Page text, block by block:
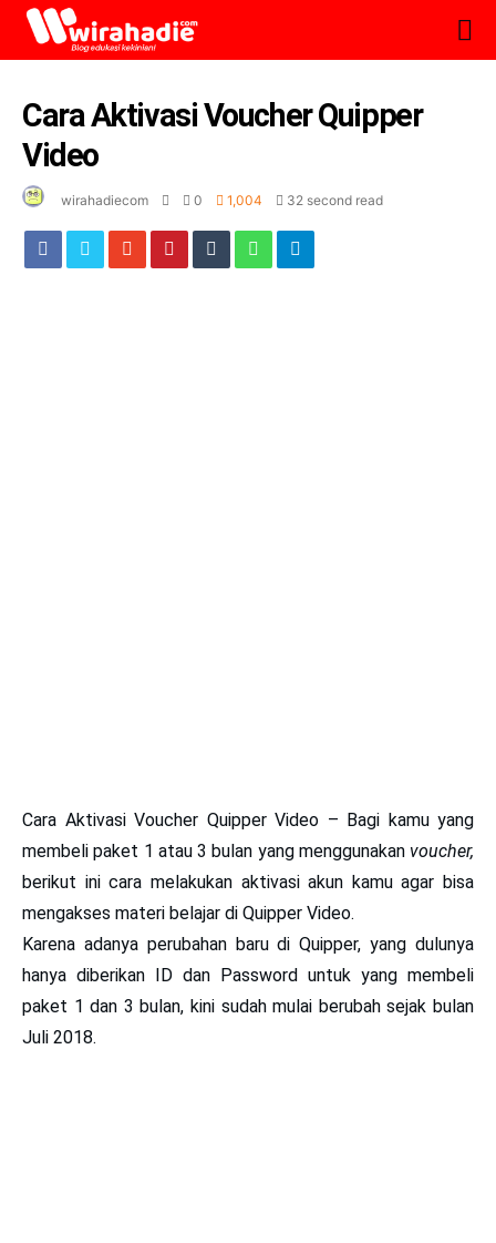
Cara Aktivasi Voucher Quipper
Video
wirahadiecom 0 1,004 32 second read
Cara Aktivasi Voucher Quipper Video – Bagi kamu yang
membeli paket 1 atau 3 bulan yang menggunakan voucher,
berikut ini cara melakukan aktivasi akun kamu agar bisa
mengakses materi belajar di Quipper Video.
Karena adanya perubahan baru diQuipper, yang dulunya
hanya diberikan ID dan Password untuk yang membeli
paket 1 dan 3 bulan, kini sudah mulai berubah sejak bulan
Juli 2018.